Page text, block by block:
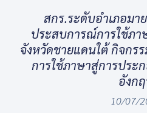
สกร.ระดับอำเภอมา
ประสบการณ์การใช้ภา
จังหวัดชายแดนใต้ กิจกร
การใช้ภาษาสู่การประ
อังก
10/07/